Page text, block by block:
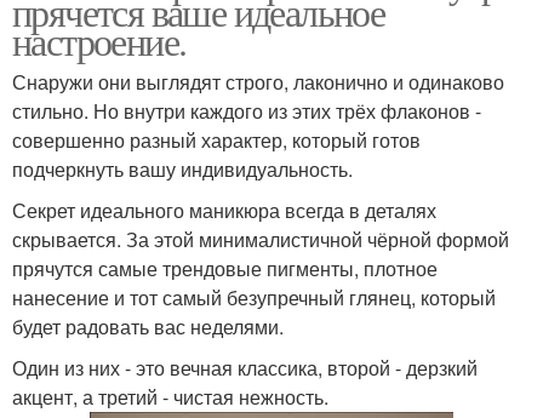
прячется ваше идеальное
настроение.
Снаружи они выглядят строго, лаконично и одинаково
стильно. Но внутри каждого из этих трёх флаконов -
совершенно разный характер, который готов
подчеркнуть вашу индивидуальность.
Секрет идеального маникюра всегда в деталях
скрывается. За этой минималистичной чёрной формой
прячутся самые трендовые пигменты, плотное
нанесение и тот самый безупречный глянец, который
будет радовать вас неделями.
Один из них - это вечная классика, второй - дерзкий
акцент, а третий - чистая нежность.